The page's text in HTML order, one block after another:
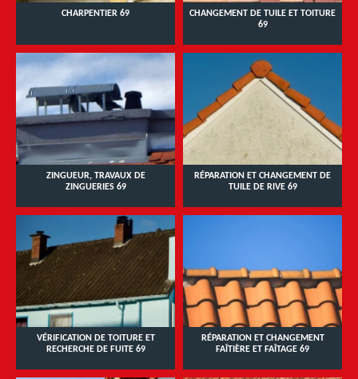
CHARPENTIER 69
CHANGEMENT DE TUILE ET TOITURE
69
ZINGUEUR, TRAVAUX DE
ZINGUERIES 69
RÉPARATION ET CHANGEMENT DE
TUILE DE RIVE 69
VÉRIFICATION DE TOITURE ET
RECHERCHE DE FUITE 69
RÉPARATION ET CHANGEMENT
FAÎTIÈRE ET FAÎTAGE 69